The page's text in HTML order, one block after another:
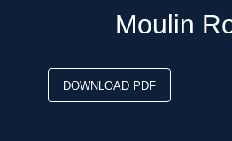
Moulin
DOWNLOAD PDF